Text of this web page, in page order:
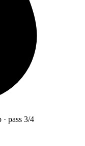
pass 3/4